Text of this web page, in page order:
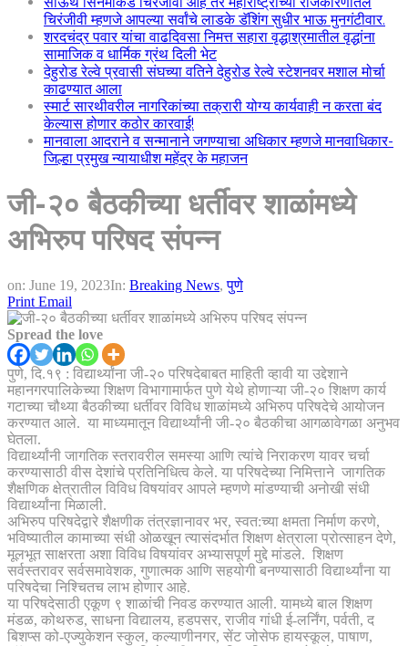
चिरंजीवी म्हणजे आपल्या सर्वांचे लाडके डॅशिंग सुधीर भाऊ मुनगंटीवार.
शरदचंद्र पवार यांचा वाढदिवसा निमत्त सहारा वृद्धाश्रमातील वृद्धांना
सामाजिक व धार्मिक ग्रंथ दिली भेट
देहुरोड रेल्वे प्रवासी संघच्या वतिने देहुरोड रेल्वे स्टेशनवर मशाल मोर्चा
काढण्यात आला
स्मार्ट सारथीवरील नागरिकांच्या तक्रारी योग्य कार्यवाही न करता बंद
केल्यास होणार कठोर कारवाई!
मानवाला आदराने व सन्मानाने जगण्याचा अधिकार म्हणजे मानवाधिकार-
जिल्हा प्रमुख न्यायाधीश महेंद्र के महाजन
जी-२० बैठकीच्या धर्तीवर शाळांमध्ये
अभिरुप परिषद संपन्न
on: June 19, 2023In: Breaking News,पुणे
Print Email
Spread the love
पुणे, दि.१९ : विद्यार्थ्यांना जी-२० परिषदेबाबत माहिती व्हावी या उद्देशाने
महानगरपालिकेच्या शिक्षण विभागामार्फत पुणे येथे होणाऱ्या जी-२० शिक्षण कार्य
गटाच्या चौथ्या बैठकीच्या धर्तीवर विविध शाळांमध्ये अभिरुप परिषदेचे आयोजन
करण्यात आले. या माध्यमातून विद्यार्थ्यांनी जी-२० बैठकीचा आगळावेगळा अनुभव
घेतला.
विद्यार्थ्यांनी जागतिक स्तरावरील समस्या आणि त्यांचे निराकरण यावर चर्चा
करण्यासाठी वीस देशांचे प्रतिनिधित्व केले. या परिषदेच्या निमित्ताने जागतिक
शैक्षणिक क्षेत्रातील विविध विषयांवर आपले म्हणणे मांडण्याची अनोखी संधी
विद्यार्थ्यांना मिळाली.
अभिरुप परिषदेद्वारे शैक्षणीक तंत्रज्ञानावर भर, स्वत:च्या क्षमता निर्माण करणे,
भविष्यातील कामाच्या संधी ओळखून त्यासंदर्भात शिक्षण क्षेत्राला प्रोत्साहन देणे,
मूलभूत साक्षरता अशा विविध विषयांवर अभ्यासपूर्ण मुद्दे मांडले. शिक्षण
सर्वस्तरावर सर्वसमावेशक, गुणात्मक आणि सहयोगी बनण्यासाठी विद्यार्थ्यांना या
परिषदेचा निश्चितच लाभ होणार आहे.
या परिषदेसाठी एकूण ९ शाळांची निवड करण्यात आली. यामध्ये बाल शिक्षण
मंडळ, कोथरुड, साधना विद्यालय, हडपसर, राजीव गांधी ई-लर्निंग, पर्वती, द
बिशप्स को-एज्युकेशन स्कुल, कल्याणीनगर, सेंट जोसेफ हायस्कूल, पाषाण,